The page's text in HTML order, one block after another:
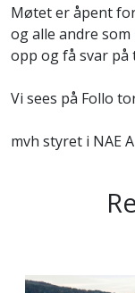
Møtet er åpent
og alle andre
opp og få svar på
Vi sees på Follo
mvh styret i NAE